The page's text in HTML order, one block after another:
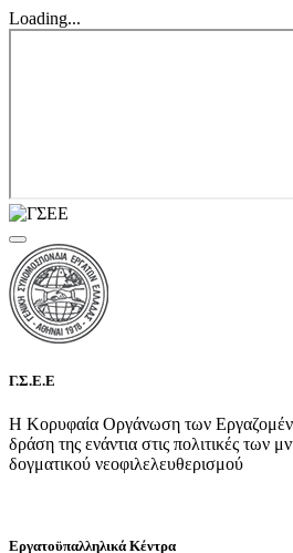
Loading...
Γ.Σ.Ε.Ε
Η Κορυφαία Οργάνωση των
δράση της ενάντια στις πολιτικές των
δογματικού νεοφιλελευθερισμού
Εργατοϋπαλληλικά Κέντρα